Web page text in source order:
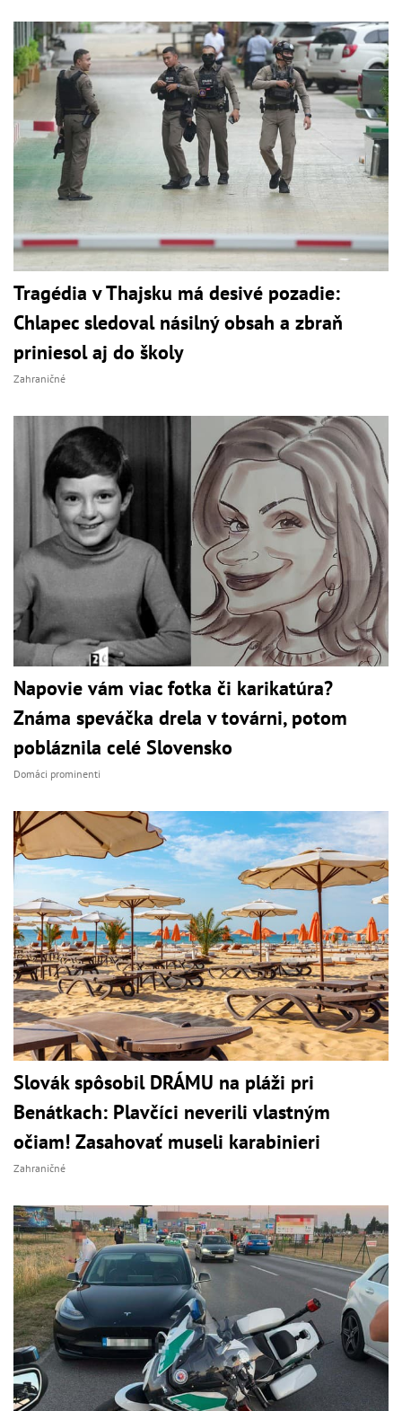
Tragédia v Thajsku má desivé pozadie:
Chlapec sledoval násilný obsah a zbraň
priniesol aj do školy
Zahraničné
Napovie vám viac fotka či karikatúra?
Známa speváčka drela v továrni, potom
pobláznila celé Slovensko
Domáci prominenti
Slovák spôsobil DRÁMU na pláži pri
Benátkach: Plavčíci neverili vlastným
očiam! Zasahovať museli karabinieri
Zahraničné